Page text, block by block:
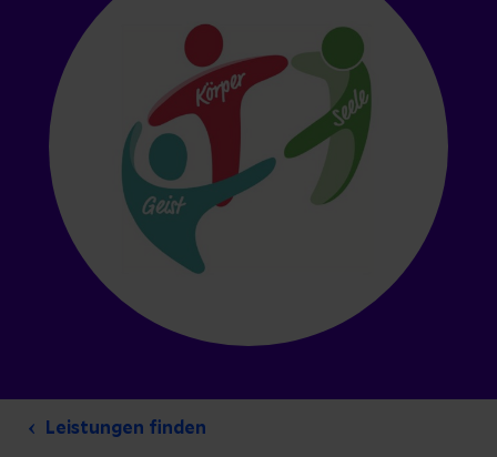
Leistungen finden